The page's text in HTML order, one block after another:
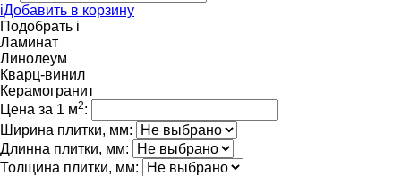
iДобавить в корзину
Подобрать i
Ламинат
Линолеум
Кварц-винил
Керамогранит
Цена за 1 м2:
Ширина плитки, мм:
Длинна плитки, мм:
Толщина плитки, мм: